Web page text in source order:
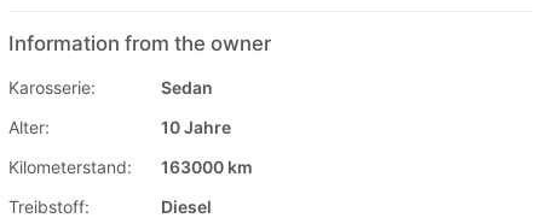
Information from the owner
Karosserie:
Sedan
Alter:
10 Jahre
Kilometerstand:
163000 km
Treibstoff:
Diesel